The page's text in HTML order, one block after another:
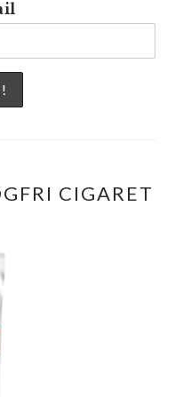
CIGARET